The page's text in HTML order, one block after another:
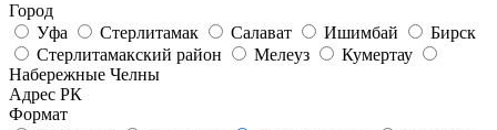
Город
Уфа
Стерлитамак Салават Ишимбай
Бирск
Стерлитамакский район
Мелеуз
Кумертау
Набережные Челны
Адрес РК
Формат